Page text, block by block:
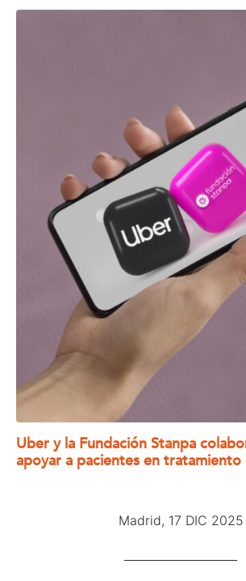
Uber y la Fundación Stanpa
apoyar a pacientes en
Madrid, 17 DIC 2025